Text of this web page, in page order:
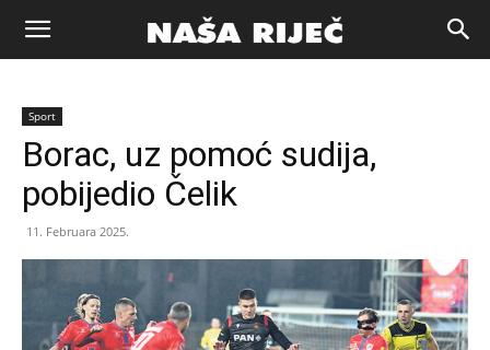
Naša
riječ
Zenica
Sport
Borac, uz pomoć sudija,
pobijedio Čelik
11. Februara 2025.